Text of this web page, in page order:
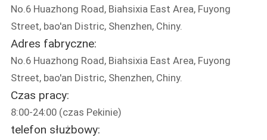
O
NAS
WYCIECZKA
PO
FABRYCE
No.6 Huazhong Road, Biahsixia East Area, Fuyong
Street, bao'an Distric, Shenzhen, Chiny.
Adres fabryczne:
No.6 Huazhong Road, Biahsixia East Area, Fuyong
Street, bao'an Distric, Shenzhen, Chiny.
Czas pracy:
8:00-24:00 (czas Pekinie)
telefon służbowy: